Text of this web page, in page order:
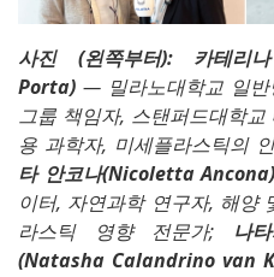
사진 (왼쪽부터): 카테리
Porta) — 밀라노대학교 일반
그룹 책임자, 스탠퍼드대학
용 과학자, 미세플라스틱의
타 안코나(Nicoletta Ancona)
이터, 자연과학 연구자, 해양
라스틱 영향 전문가; 나
(Natasha Calandrino van